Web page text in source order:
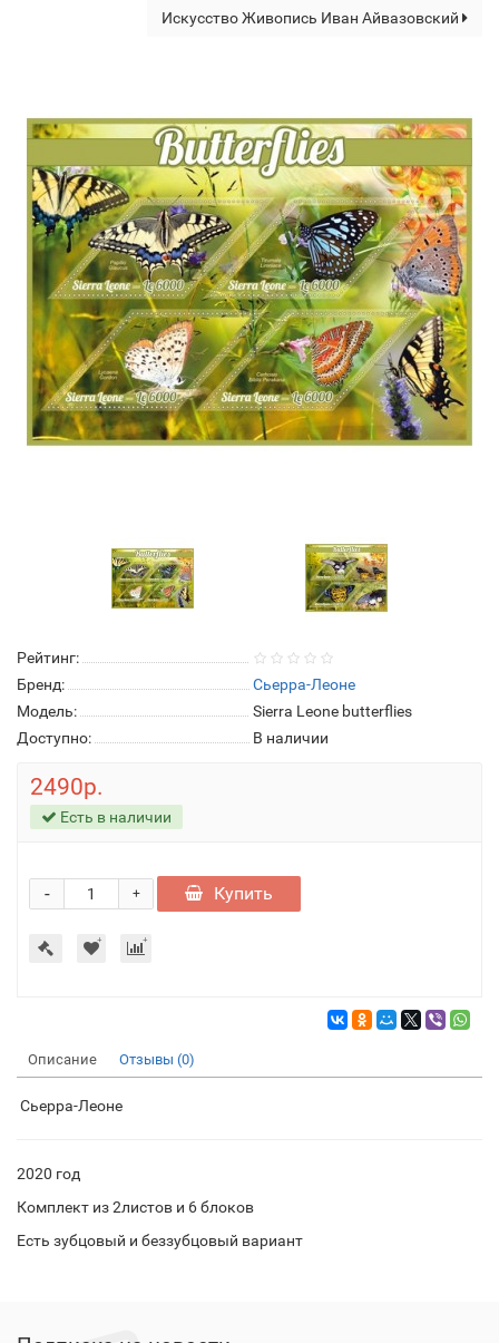
Искусство Живопись Иван Айвазовский
Рейтинг:
Бренд:
Сьерра-Леоне
Модель:
Sierra Leone butterflies
Доступно:
В наличии
2490р.
Есть в наличии
+
- Купить
Описание Отзывы (0)
Сьерра-Леоне
2020 год
Комплект из 2листов и 6 блоков
Есть зубцовый и беззубцовый вариант